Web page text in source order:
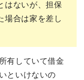
はないが、担保
場合は家を差し
有していて借金
といけないの